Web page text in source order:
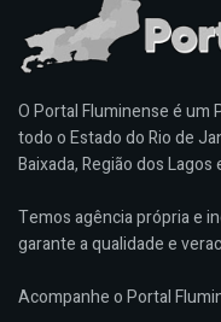
O Portal Fluminense é um
todo o Estado do Rio de
Baixada, Região dos
Temos agência própria e
garante a qualidade e
Acompanhe o Portal